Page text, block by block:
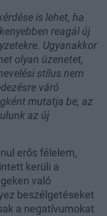
is lehet, ha
reagál új
Ugyanakkor
olyan üzenetet,
stílus nem
váró
mutatja be, az
az új
erős félelem,
kerüli a
való
beszélgetéseket
a negatívumokat